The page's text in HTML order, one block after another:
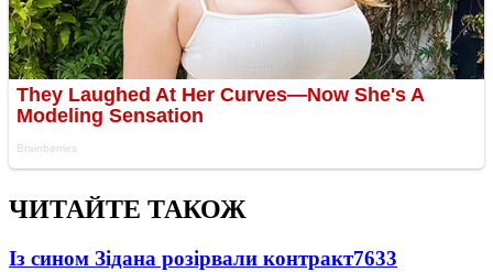
ЧИТАЙТЕ ТАКОЖ
Із сином Зідана розірвали контракт7633